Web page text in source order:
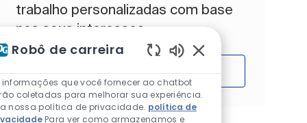
trabalho personalizadas com base
nos seus interesses.
Robô de carreira
informações que você fornecer ao chatbot
coletadas para melhorar sua experiência.
nossa política de privacidade. política de
Para ver como armazenamos e